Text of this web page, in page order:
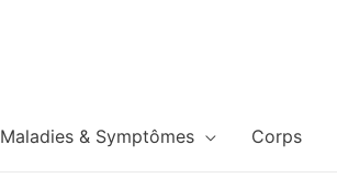
Maladies & Symptômes Corps